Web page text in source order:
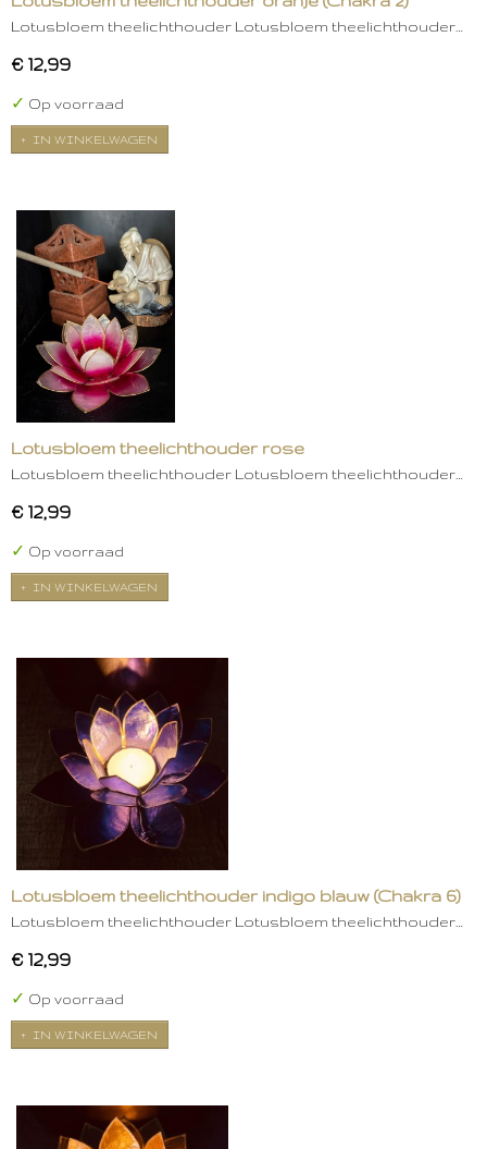
Lotusbloem theelichthouder Lotusbloem theelichthouder…
€ 12,99
✓ Op voorraad
IN WINKELWAGEN
Lotusbloem theelichthouder rose
Lotusbloem theelichthouder Lotusbloem theelichthouder…
€ 12,99
✓ Op voorraad
IN WINKELWAGEN
Lotusbloem theelichthouder indigo blauw (Chakra 6)
Lotusbloem theelichthouder Lotusbloem theelichthouder…
€ 12,99
✓ Op voorraad
IN WINKELWAGEN